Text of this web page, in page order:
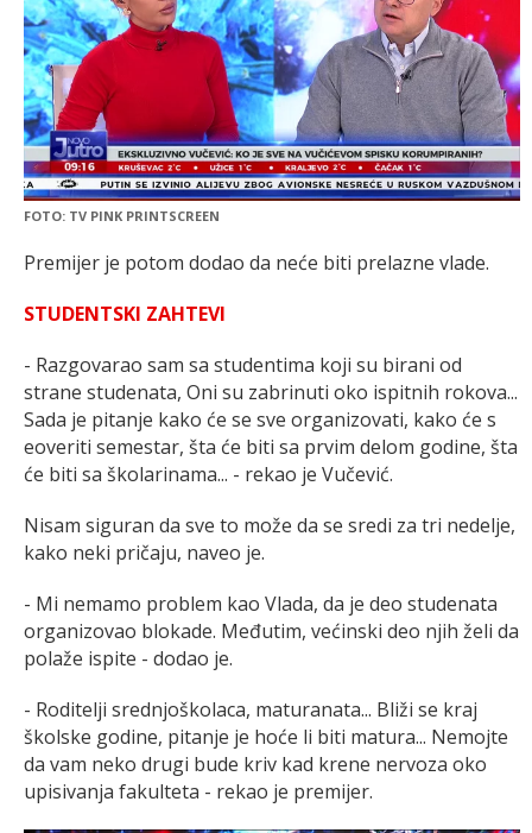
FOTO: TV PINK PRINTSCREEN
Premijer je potom dodao da neće biti prelazne vlade.
STUDENTSKI ZAHTEVI
- Razgovarao sam sa studentima koji su birani od
strane studenata, Oni su zabrinuti oko ispitnih rokova...
Sada je pitanje kako će se sve organizovati, kako će s
eoveriti semestar, šta će biti sa prvim delom godine, šta
će biti sa školarinama... - rekao je Vučević.
Nisam siguran da sve to može da se sredi za tri nedelje,
kako neki pričaju, naveo je.
- Mi nemamo problem kao Vlada, da je deo studenata
organizovao blokade. Međutim, većinski deo njih želi da
polaže ispite - dodao je.
- Roditelji srednjoškolaca, maturanata... Bliži se kraj
školske godine, pitanje je hoće li biti matura... Nemojte
da vam neko drugi bude kriv kad krene nervoza oko
upisivanja fakulteta - rekao je premijer.